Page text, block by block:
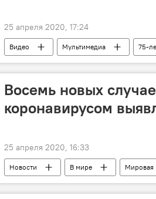
25 апреля 2020, 17:24
Видео Мультимедиа 75-
Восемь новых
коронавирусом
25 апреля 2020, 16:33
Новости В мире Мировая